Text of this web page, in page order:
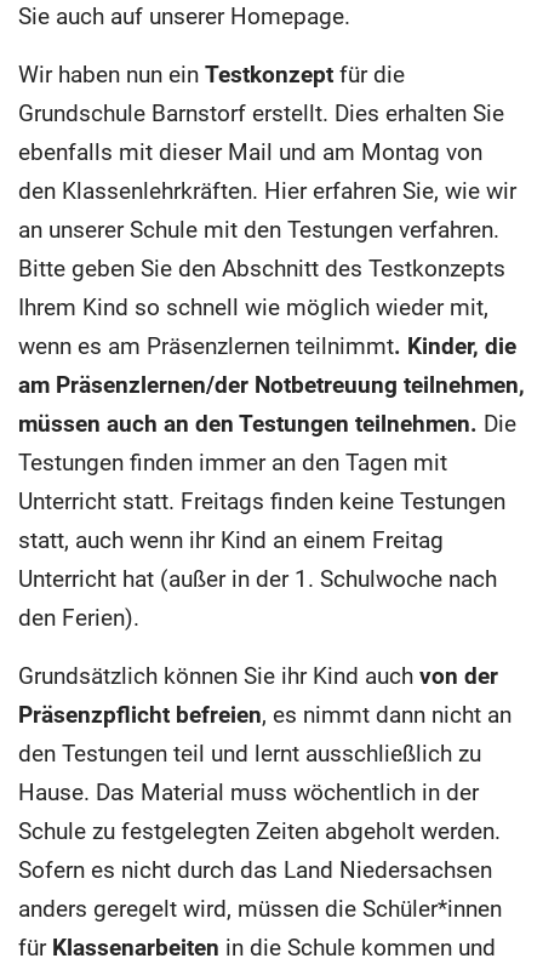
Sie auch auf unserer Homepage.
Wir haben nun ein Testkonzept für die
Grundschule Barnstorf erstellt. Dies erhalten Sie
ebenfalls mit dieser Mail und am Montag von
den Klassenlehrkräften. Hier erfahren Sie, wie wir
an unserer Schule mit den Testungen verfahren.
Bitte geben Sie den Abschnitt des Testkonzepts
Ihrem Kind so schnell wie möglich wieder mit,
wenn es am Präsenzlernen teilnimmt. Kinder, die
am Präsenzlernen/der Notbetreuung teilnehmen,
müssen auch an den Testungen teilnehmen. Die
Testungen finden immer an den Tagen mit
Unterricht statt. Freitags finden keine Testungen
statt, auch wenn ihr Kind an einem Freitag
Unterricht hat (außer in der 1. Schulwoche nach
den Ferien).
Grundsätzlich können Sie ihr Kind auch von der
Präsenzpflicht befreien, es nimmt dann nicht an
den Testungen teil und lernt ausschließlich zu
Hause. Das Material muss wöchentlich in der
Schule zu festgelegten Zeiten abgeholt werden.
Sofern es nicht durch das Land Niedersachsen
anders geregelt wird, müssen die Schüler*innen
für Klassenarbeiten in die Schule kommen und